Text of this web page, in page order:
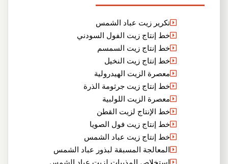
تكرير زيت عباد الشمس
خط إنتاج زيت الفول السودني
خط إنتاج زيت السمسم
خط إنتاج زيت النخيل
معصرة الزيت الهيدرولية
خط إنتاج زيت جرثومة الذرة
معصرة الزيت اللولبية
خط الإنتاج لزيت القطن
خط إنتاج زيت فول الصويا
خط إنتاج زيت عباد الشمس
المعالجة المسبقة لبذور عباد الشمس
استخلاص المذيبات لزيت عباد الشمس